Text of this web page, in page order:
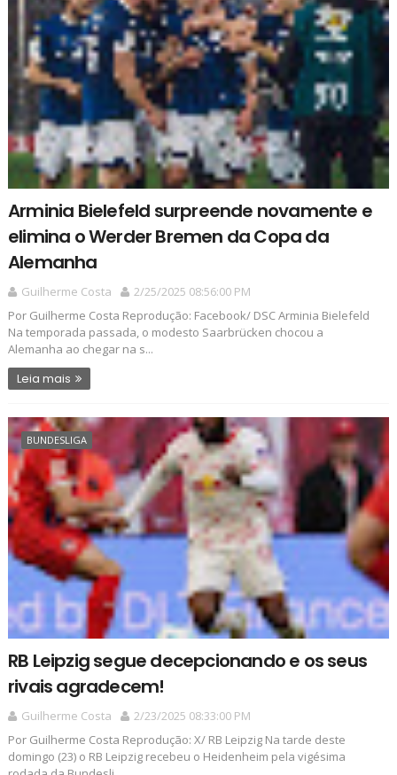
Arminia Bielefeld surpreende novamente e
elimina o Werder Bremen da Copa da
Alemanha
Guilherme Costa
2/25/2025 08:56:00 PM
Por Guilherme Costa Reprodução: Facebook/ DSC Arminia Bielefeld
Na temporada passada, o modesto Saarbrücken chocou a
Alemanha ao chegar na s...
Leia mais
BUNDESLIGA
RB Leipzig segue decepcionando e os seus
rivais agradecem!
Guilherme Costa
2/23/2025 08:33:00 PM
Por Guilherme Costa Reprodução: X/ RB Leipzig Na tarde deste
domingo (23) o RB Leipzig recebeu o Heidenheim pela vigésima